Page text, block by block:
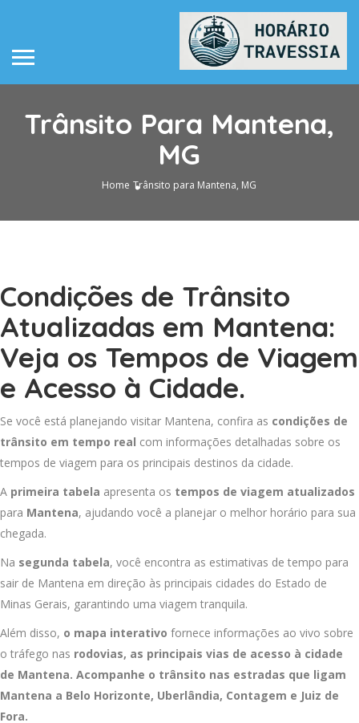
Trânsito Para Mantena,
MG
Home Trânsito para Mantena, MG
Condições de Trânsito
Atualizadas em Mantena:
Veja os Tempos de Viagem
e Acesso à Cidade.
Se você está planejando visitar Mantena, confira as condições de
trânsito em tempo real com informações detalhadas sobre os
tempos de viagem para os principais destinos da cidade.
A primeira tabela apresenta os tempos de viagem atualizados
para Mantena, ajudando você a planejar o melhor horário para sua
chegada.
Na segunda tabela, você encontra as estimativas de tempo para
sair de Mantena em direção às principais cidades do Estado de
Minas Gerais, garantindo uma viagem tranquila.
Além disso, o mapa interativo fornece informações ao vivo sobre
o tráfego nas rodovias, as principais vias de acesso à cidade
de Mantena. Acompanhe o trânsito nas estradas que ligam
Mantena a Belo Horizonte, Uberlândia, Contagem e Juiz de
Fora.